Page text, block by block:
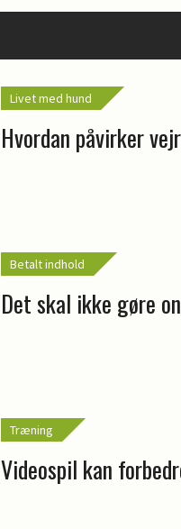
Livet med hund
Hvordan påvirker
Betalt indhold
Det skal ikke gøre
Træning
Videospil kan